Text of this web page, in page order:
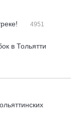
4951
в Тольятти